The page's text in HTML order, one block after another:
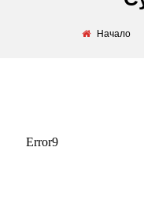
Начало